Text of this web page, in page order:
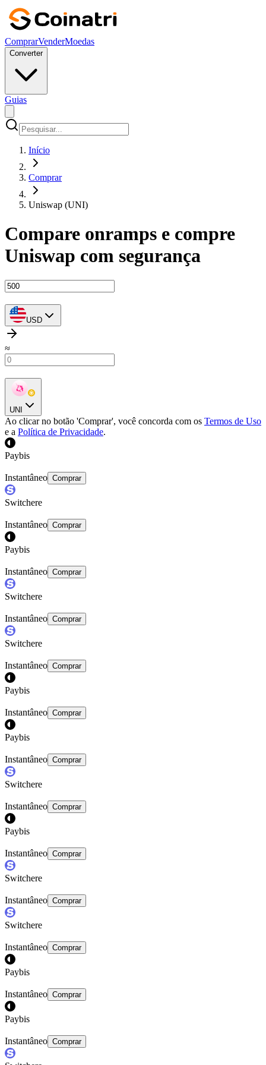
ComprarVenderMoedas
Converter
Guias
Início
Comprar
Uniswap (UNI)
Compare onramps e compre
Uniswap com segurança
USD
≈
UNI
Ao clicar no botão 'Comprar', você concorda com os Termos de Uso
e a Política de Privacidade.
Paybis
Instantâneo Comprar
Switchere
Instantâneo Comprar
Paybis
Instantâneo Comprar
Switchere
Instantâneo Comprar
Switchere
Instantâneo Comprar
Paybis
Instantâneo Comprar
Paybis
Instantâneo Comprar
Switchere
Instantâneo Comprar
Paybis
Instantâneo Comprar
Switchere
Instantâneo Comprar
Switchere
Instantâneo Comprar
Paybis
Instantâneo Comprar
Paybis
Instantâneo Comprar